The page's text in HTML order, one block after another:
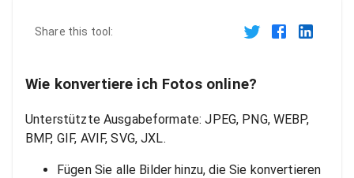
Share this tool:
Wie konvertiere ich Fotos online?
Unterstützte Ausgabeformate: JPEG, PNG, WEBP,
BMP, GIF, AVIF, SVG, JXL.
Fügen Sie alle Bilder hinzu, die Sie konvertieren